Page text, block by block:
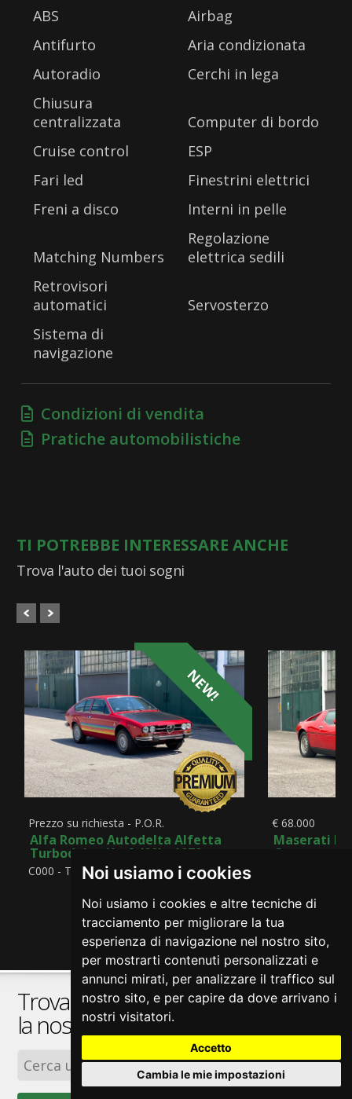
Noi usiamo i cookies
Noi usiamo i cookies e altre tecniche di
tracciamento per migliorare la tua
esperienza di navigazione nel nostro sito,
per mostrarti contenuti personalizzati e
annunci mirati, per analizzare il traffico sul
nostro sito, e per capire da dove arrivano i
nostri visitatori.
Accetto
Cambia le mie impostazioni
ABS
Airbag
Antifurto
Aria condizionata
Autoradio
Cerchi in lega
Chiusura
centralizzata
Computer di bordo
Cruise control
ESP
Fari led
Finestrini elettrici
Freni a disco
Interni in pelle
Matching Numbers
Regolazione
elettrica sedili
Retrovisori
automatici
Servosterzo
Sistema di
navigazione
Condizioni di vendita
Pratiche automobilistiche
TI POTREBBE INTERESSARE ANCHE
Trova l'auto dei tuoi sogni
NEW!
Prezzo su richiesta - P.O.R.
Alfa Romeo Autodelta Alfetta
Turbodelta (1 of 400) - 1979
C000 - Targhe nere
€ 68.000
Maserati
Cruscotto
Trova l'auto dei tuoi sogni. Esplora
la nostracollezione
🔎︎